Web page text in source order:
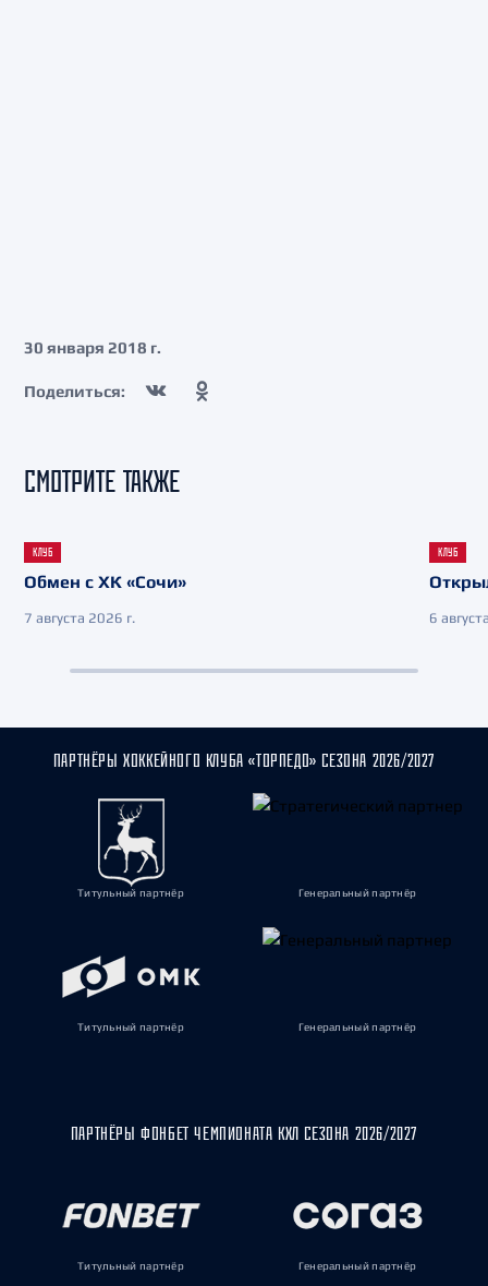
30 января 2018 г.
Поделиться:
СМОТРИТЕ ТАКЖЕ
КЛУБ
Обмен с ХК «Сочи»
7 августа 2026 г.
КЛУБ
6
ПАРТНЁРЫ ХОККЕЙНОГО КЛУБА «ТОРПЕДО» СЕЗОНА 2026/2027
Титульный партнёр Генеральный партнёр
Титульный партнёр Генеральный партнёр
ПАРТНЁРЫ ФОНБЕТ ЧЕМПИОНАТА КХЛ СЕЗОНА 2026/2027
Титульный партнёр Генеральный партнёр